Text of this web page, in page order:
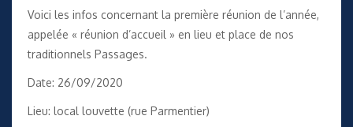
Voici les infos concernant la première réunion de l’année,
appelée « réunion d’accueil » en lieu et place de nos
traditionnels Passages.
Date: 26/09/2020
Lieu: local louvette (rue Parmentier)